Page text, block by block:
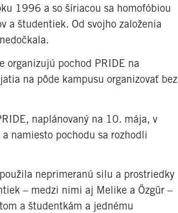
1996 a so šíriacou sa homofóbiou
a študentiek. Od svojho založenia
organizujú pochod PRIDE na
na pôde kampusu organizovať bez
naplánovaný na 10. mája, v
namiesto pochodu sa rozhodli
neprimeranú silu a prostriedky
– medzi nimi aj Melike a Özgür –
a študentkám a jednému